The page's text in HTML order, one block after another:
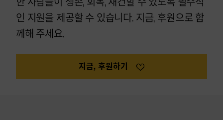
인 지원을 제공할 수 있습니다. 지금, 후원으로 함
께해 주세요.
지금, 후원하기